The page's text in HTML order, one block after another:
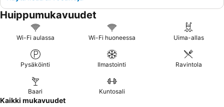
Huippumukavuudet
Wi-Fi aulassa Wi-Fi huoneessa Uima-allas
Pysäköinti Ilmastointi Ravintola
Baari Kuntosali
Kaikki mukavuudet